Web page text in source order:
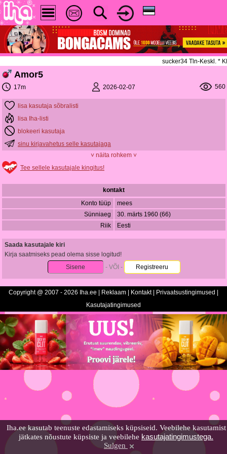
Iha.ee kasutab teenuste edastamiseks küpsiseid. Veebilehe kasutamist
jätkates nõustute küpsiste ja veebilehe kasutajatingimustega.
Sulgen
sucker34 Tln-Keskl. *
Amor5
17m 2026-02-07 560
lisa kasutaja sõbralisti
lisa Iha-listi
blokeeri kasutaja
sinu kirjavahetus selle kasutajaga
˅ näita rohkem ˅
Tee sellele kasutajale kingitus!
kontakt
Konto tüüp
mees
Sünniaeg
30. märts 1960 (66)
Riik
Eesti
Saada kasutajale kiri
Kirja saatmiseks pead olema sisse logitud!
Sisene
- VÕI - Registreeru
Copyright @ 2007 - 2026 Iha.ee | Reklaam Kontakt| Privaatsustingimused
Kasutajatingimused